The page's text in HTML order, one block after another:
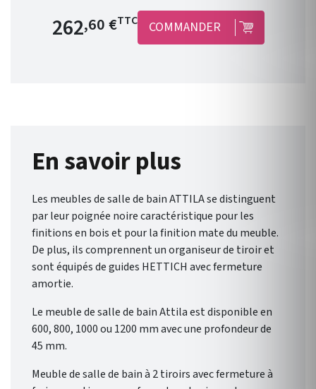
Prix de base
262,60 €TTC COMMANDER
En savoir plus
Les meubles de salle de bain ATTILA se distinguent
par leur poignée noire caractéristique pour les
finitions en bois et pour la finition mate du meuble.
De plus, ils comprennent un organiseur de tiroir et
sont équipés de guides HETTICH avec fermeture
amortie.
Le meuble de salle de bain Attila est disponible en
600, 800, 1000 ou 1200 mm avec une profondeur de
45 mm.
Meuble de salle de bain à 2 tiroirs avec fermeture à